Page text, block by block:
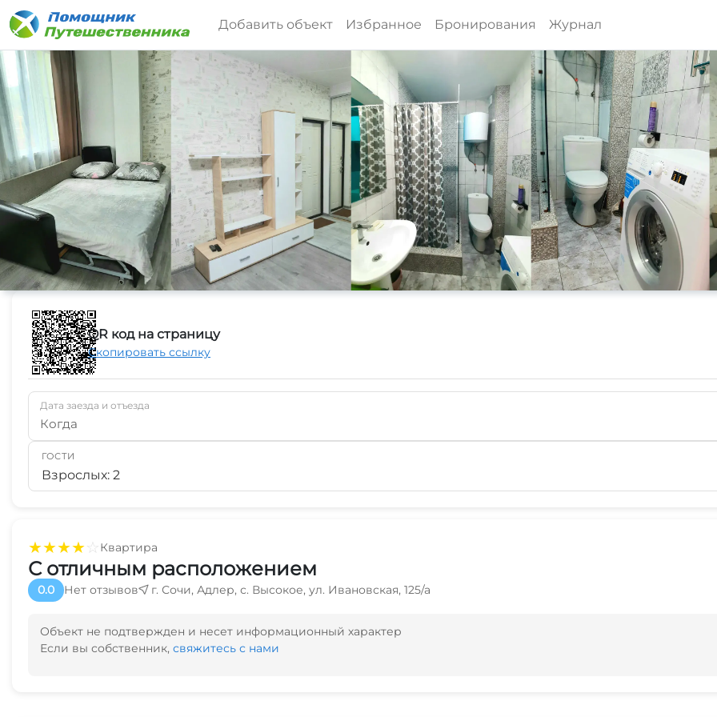
Добавить объект Избранное Бронирования Журнал
★★★★☆Квартира
С отличным расположением
0.0 Нет отзывов г. Сочи, Адлер, с. Высокое, ул. Ивановская, 125/а
Объект не подтвержден и несет информационный характер
Если вы собственник, свяжитесь с нами
QR код на страницу
Скопировать ссылку
Дата заезда и отъезда
Когда
ГОСТИ
Взрослых: 2